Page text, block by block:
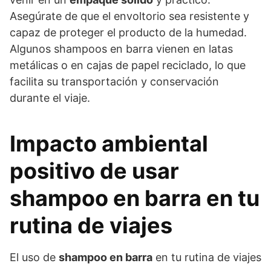
Asegúrate de que el envoltorio sea resistente y
capaz de proteger el producto de la humedad.
Algunos shampoos en barra vienen en latas
metálicas o en cajas de papel reciclado, lo que
facilita su transportación y conservación
durante el viaje.
Impacto ambiental
positivo de usar
shampoo en barra en tu
rutina de viajes
El uso de shampoo en barra en tu rutina de viajes